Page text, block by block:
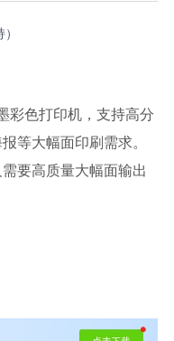
彩色打印机，支持高分
等大幅面印刷需求。
要高质量大幅面输出